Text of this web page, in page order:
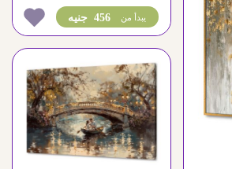
456 جنيه يبدأ من